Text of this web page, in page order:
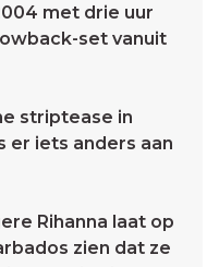
met drie uur
set vanuit
striptease in
er iets anders aan
Rihanna laat op
zien dat ze